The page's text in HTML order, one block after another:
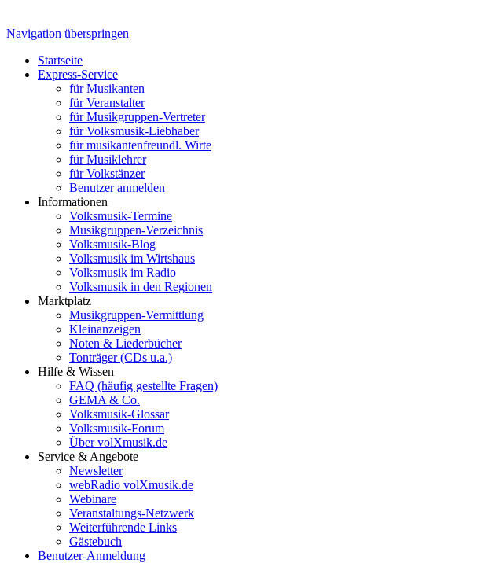
Navigation überspringen
Startseite
Express-Service
für Musikanten
für Veranstalter
für Musikgruppen-Vertreter
für Volksmusik-Liebhaber
für musikantenfreundl. Wirte
für Musiklehrer
für Volkstänzer
Benutzer anmelden
Informationen
Volksmusik-Termine
Musikgruppen-Verzeichnis
Volksmusik-Blog
Volksmusik im Wirtshaus
Volksmusik im Radio
Volksmusik in den Regionen
Marktplatz
Musikgruppen-Vermittlung
Kleinanzeigen
Noten & Liederbücher
Tonträger (CDs u.a.)
Hilfe & Wissen
FAQ (häufig gestellte Fragen)
GEMA & Co.
Volksmusik-Glossar
Volksmusik-Forum
Über volXmusik.de
Service & Angebote
Newsletter
webRadio volXmusik.de
Webinare
Veranstaltungs-Netzwerk
Weiterführende Links
Gästebuch
Benutzer-Anmeldung